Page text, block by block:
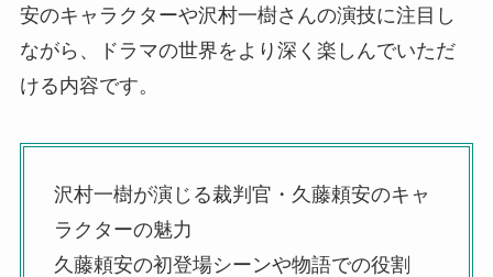
安のキャラクターや沢村一樹さんの演技に注目し
ながら、ドラマの世界をより深く楽しんでいただ
ける内容です。
沢村一樹が演じる裁判官・久藤頼安のキャ
ラクターの魅力
久藤頼安の初登場シーンや物語での役割